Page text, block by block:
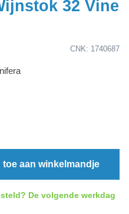
32 Vine
CNK: 1740687
de gewenste
toe aan winkelmandje
De volgende werkdag